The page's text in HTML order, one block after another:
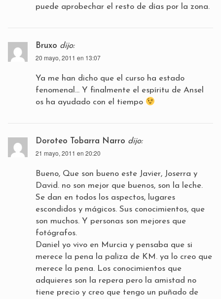
puede aprobechar el resto de días por la zona.
Bruxo dijo:
20 mayo, 2011 en 13:07
Ya me han dicho que el curso ha estado
fenomenal… Y finalmente el espíritu de Ansel
os ha ayudado con el tiempo
Doroteo Tobarra Narro dijo:
21 mayo, 2011 en 20:20
Bueno, Que son bueno este Javier, Joserra y
David. no son mejor que buenos, son la leche.
Se dan en todos los aspectos, lugares
escondidos y mágicos. Sus conocimientos, que
son muchos. Y personas son mejores que
fotógrafos.
Daniel yo vivo en Murcia y pensaba que si
merece la pena la paliza de KM. ya lo creo que
merece la pena. Los conocimientos que
adquieres son la repera pero la amistad no
tiene precio y creo que tengo un puñado de